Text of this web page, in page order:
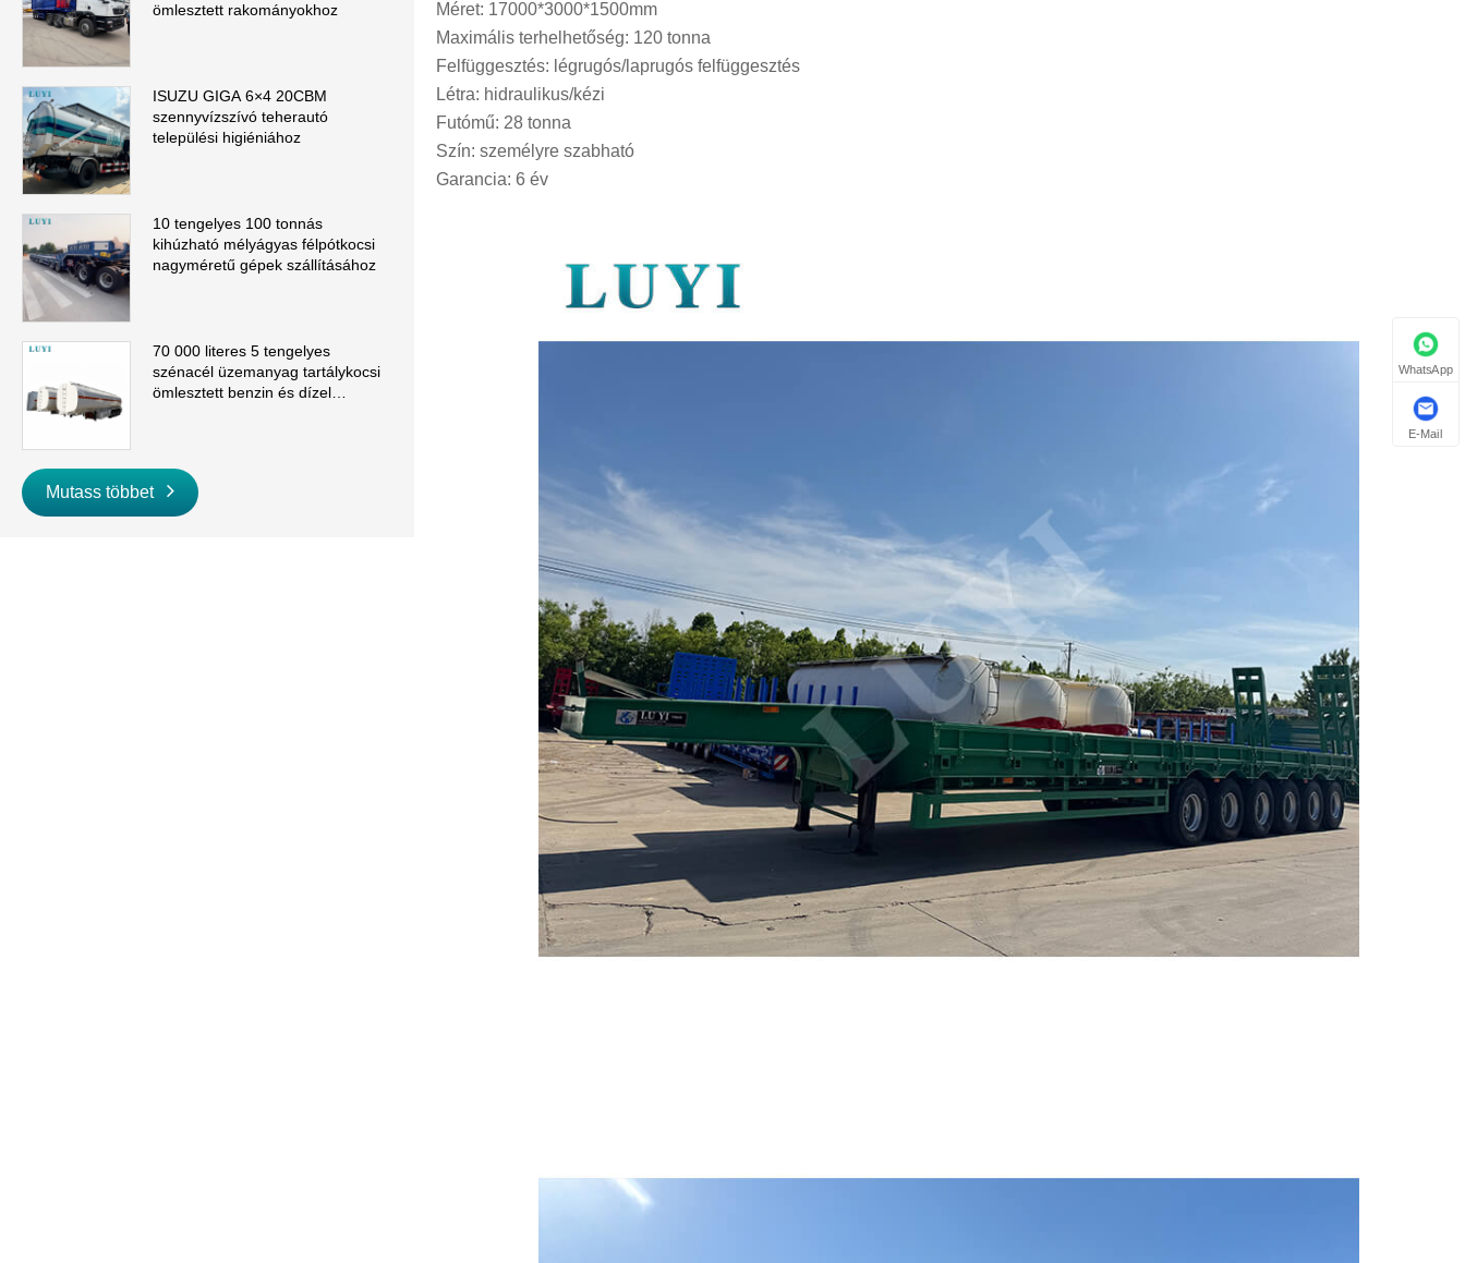
ömlesztett rakományokhoz
ISUZU GIGA 6×4 20CBM
szennyvízszívó teherautó
települési higiéniához
10 tengelyes 100 tonnás
kihúzható mélyágyas félpótkocsi
nagyméretű gépek szállításához
70 000 literes 5 tengelyes
szénacél üzemanyag tartálykocsi
ömlesztett benzin és dízel
Mutass többet
Méret: 17000*3000*1500mm
Maximális terhelhetőség: 120 tonna
Felfüggesztés: légrugós/laprugós felfüggesztés
Létra: hidraulikus/kézi
Futómű: 28 tonna
Szín: személyre szabható
Garancia: 6 év
WhatsApp
E-Mail